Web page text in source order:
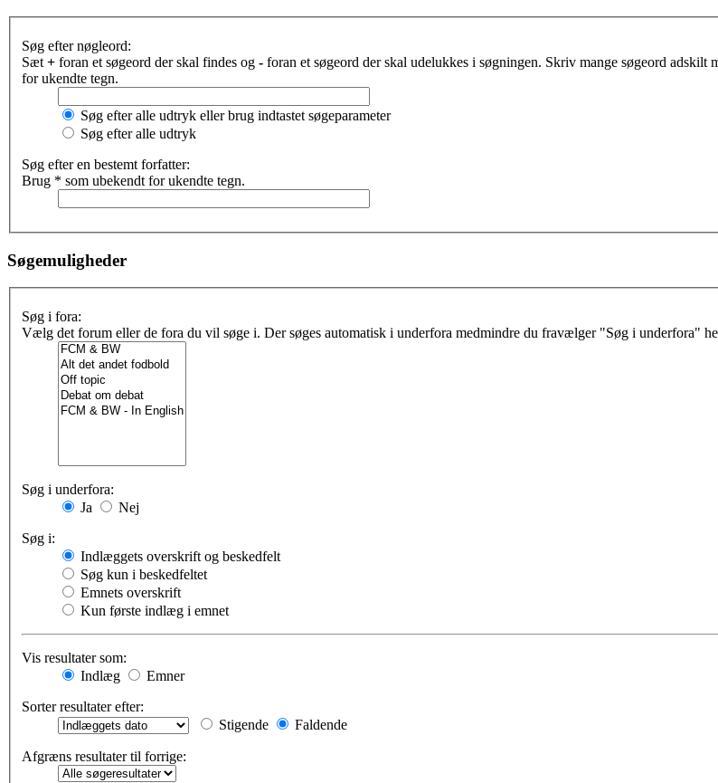
Søg efter nøgleord:
Sæt + foran et søgeord der skal findes og - foran et søgeord der skal udelukkes i søgningen. Skriv mange søgeord adskilt
for ukendte tegn.
Søg efter alle udtryk eller brug indtastet søgeparameter
Søg efter alle udtryk
Søg efter en bestemt forfatter:
Brug * som ubekendt for ukendte tegn.
Søgemuligheder
Søg i fora:
Vælg det forum eller de fora du vil søge i. Der søges automatisk i underfora medmindre du fravælger "Søg i underfora"
Søg i underfora:
Ja
Nej
Søg i:
Indlæggets overskrift og beskedfelt
Søg kun i beskedfeltet
Emnets overskrift
Kun første indlæg i emnet
Vis resultater som:
Indlæg
Emner
Sorter resultater efter:
Stigende
Faldende
Afgræns resultater til forrige: